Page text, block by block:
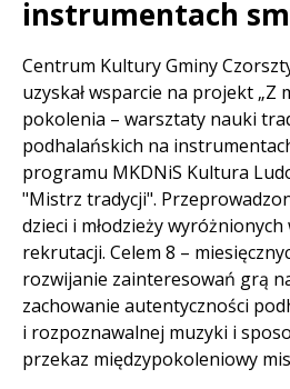
instrumentach
Treść
Centrum Kultury Gminy
uzyskał wsparcie na projekt „Z
pokolenia – warsztaty nauki
podhalańskich na
programu MKDNiS Kultura
"Mistrz tradycji".
dzieci i młodzieży
rekrutacji. Celem 8 –
rozwijanie zainteresowań grą
zachowanie autentyczności
i rozpoznawalnej muzyki i
przekaz międzypokoleniowy